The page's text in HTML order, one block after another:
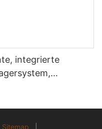
integrierte
Sitemap